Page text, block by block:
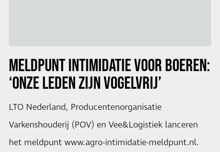
MELDPUNT INTIMIDATIE VOOR BOEREN:
‘ONZE LEDEN ZIJN VOGELVRIJ’
LTO Nederland, Producentenorganisatie
Varkenshouderij (POV) en Vee&Logistiek lanceren
het meldpunt www.agro-intimidatie-meldpunt.nl.